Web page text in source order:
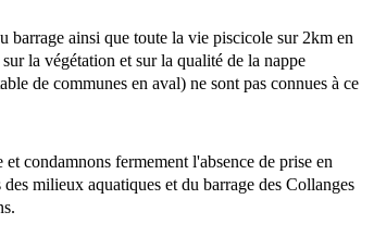
barrage ainsi que toute la vie piscicole sur 2km en
la végétation et sur la qualité de la nappe
de communes en aval) ne sont pas connues à ce
condamnons fermement l'absence de prise en
milieux aquatiques et du barrage des Collanges